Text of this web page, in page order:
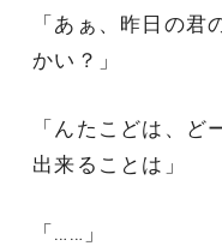
「あぁ、昨日の君
かい？」
「んたこどは、ど
出来ることは」
「……」